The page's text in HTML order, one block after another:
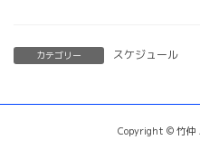
カテゴリー スケジュール
Copyright © 竹仲